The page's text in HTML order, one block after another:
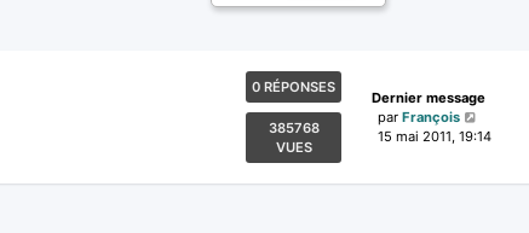
0 RÉPONSES
385768
VUES
Dernier message
par François
15 mai 2011, 19:14